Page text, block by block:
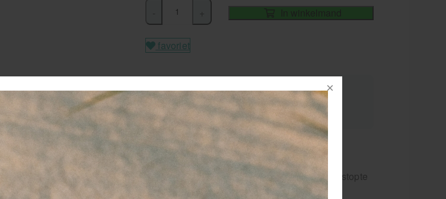
In winkelmand
favoriet
Staffelkorting
Vanaf 2 stuks 6,56 (-10 %)
voor 15.00 besteld
dezelfde werkdag
verzonden!
Vicks Sinex neusspray 15ml. bij een verstopte